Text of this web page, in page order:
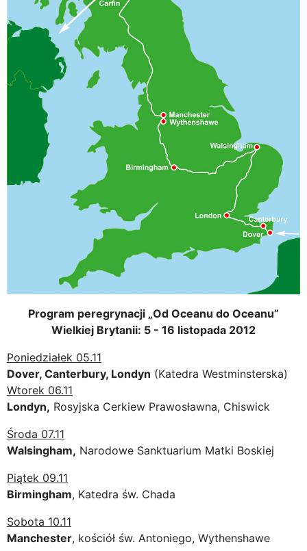
Program peregrynacji „Od Oceanu do Oceanu”
Wielkiej Brytanii: 5 - 16 listopada 2012
Poniedziałek 05.11
Dover, Canterbury, Londyn (Katedra Westminsterska)
Wtorek 06.11
Londyn, Rosyjska Cerkiew Prawosławna, Chiswick
Środa 07.11
Walsingham, Narodowe Sanktuarium Matki Boskiej
Piątek 09.11
Birmingham, Katedra św. Chada
Sobota 10.11
Manchester, kościół św. Antoniego, Wythenshawe